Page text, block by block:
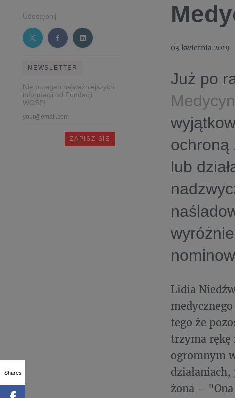
Udostępnij
NEWSLETTER
Nie przegap najważniejszych
informacji od Fundacji
WOŚP!
03 kwietnia 2019
Już po
ochroną
lub
Lidia
tego że
trzyma rękę
ogromnym
żona –
Shares